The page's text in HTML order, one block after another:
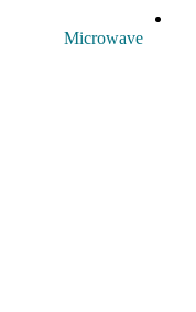
Microwave